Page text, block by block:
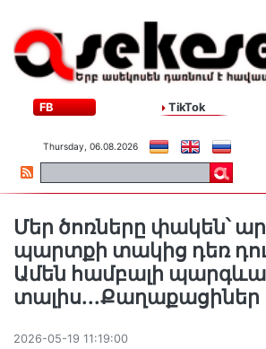
FB TikTok
Thursday, 06.08.2026
Մեր ծոռները փակեն՝
պարտքի տակից դեռ
Ամեն համբալի
տալիս․․․Քաղաքացիներ
2026-05-19 11:19:00